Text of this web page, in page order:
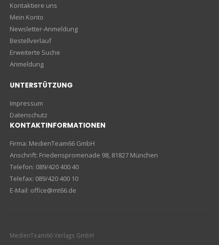
Kontaktiere uns
Mein Konto
Newsletter-Anmeldung
Bestellverlauf
Erweiterte Suche
Anmeldung
UNTERSTÜTZUNG
Impressum
Datenschutz
KONTAKTINFORMATIONEN
Firma: MedienTeam66 GmbH
Anschrift: Friedenspromenade 98, 81827 München
Telefon: 089/420 400 40
Telefax: 089/420 400 10
E-Mail: office@mt66.de
MedienTeam66 Verlags GmbH